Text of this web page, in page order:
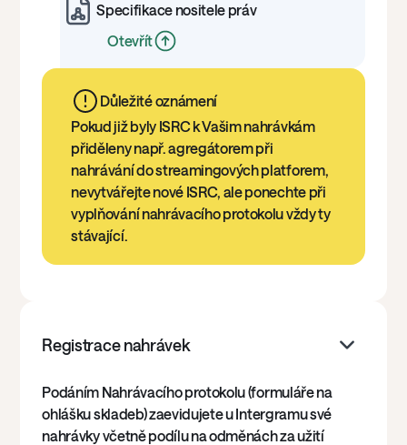
Specifikace nositele práv
Otevřít
Důležité oznámení
Pokud již byly ISRC k Vašim nahrávkám
přiděleny např. agregátorem při
nahrávání do streamingových platforem,
nevytvářejte nové ISRC, ale ponechte při
vyplňování nahrávacího protokolu vždy ty
stávající.
Registrace nahrávek
Podáním Nahrávacího protokolu (formuláře na
ohlášku skladeb) zaevidujete u Intergramu své
nahrávky včetně podílu na odměnách za užití